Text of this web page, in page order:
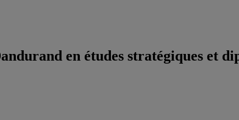
en études stratégiques et